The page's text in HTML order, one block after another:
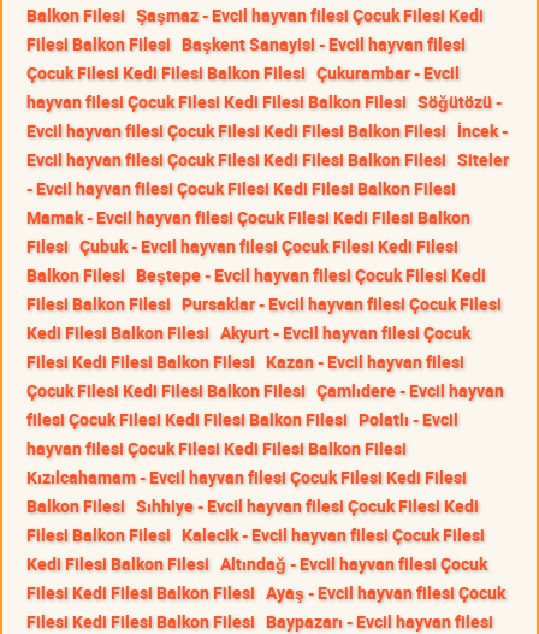
Balkon Filesi Şaşmaz - Evcil hayvan filesi Çocuk Filesi Kedi
Filesi Balkon Filesi Başkent Sanayisi - Evcil hayvan filesi
Çocuk Filesi Kedi Filesi Balkon Filesi Çukurambar - Evcil
hayvan filesi Çocuk Filesi Kedi Filesi Balkon Filesi Söğütözü -
Evcil hayvan filesi Çocuk Filesi Kedi Filesi Balkon Filesi İncek -
Evcil hayvan filesi Çocuk Filesi Kedi Filesi Balkon Filesi Siteler
- Evcil hayvan filesi Çocuk Filesi Kedi Filesi Balkon Filesi
Mamak - Evcil hayvan filesi Çocuk Filesi Kedi Filesi Balkon
Filesi Çubuk - Evcil hayvan filesi Çocuk Filesi Kedi Filesi
Balkon Filesi Beştepe - Evcil hayvan filesi Çocuk Filesi Kedi
Filesi Balkon Filesi Pursaklar - Evcil hayvan filesi Çocuk Filesi
Kedi Filesi Balkon Filesi Akyurt - Evcil hayvan filesi Çocuk
Filesi Kedi Filesi Balkon Filesi Kazan - Evcil hayvan filesi
Çocuk Filesi Kedi Filesi Balkon Filesi Çamlıdere - Evcil hayvan
filesi Çocuk Filesi Kedi Filesi Balkon Filesi Polatlı - Evcil
hayvan filesi Çocuk Filesi Kedi Filesi Balkon Filesi
Kızılcahamam - Evcil hayvan filesi Çocuk Filesi Kedi Filesi
Balkon Filesi Sıhhiye - Evcil hayvan filesi Çocuk Filesi Kedi
Filesi Balkon Filesi Kalecik - Evcil hayvan filesi Çocuk Filesi
Kedi Filesi Balkon Filesi Altındağ - Evcil hayvan filesi Çocuk
Filesi Kedi Filesi Balkon Filesi Ayaş - Evcil hayvan filesi Çocuk
Filesi Kedi Filesi Balkon Filesi Baypazarı - Evcil hayvan filesi